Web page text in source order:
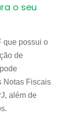
o seu
que possui o
de
Notas Fiscais
além de